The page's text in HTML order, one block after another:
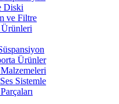
Diski
ve Filtre
Ürünleri
Ürünler
Sistemle